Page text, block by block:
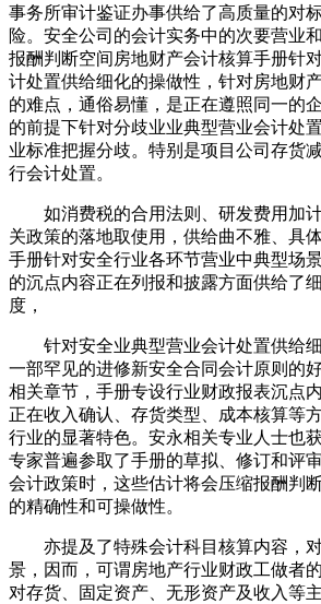
事务所审计鉴证办事供给了高质量的对
险。安全公司的会计实务中的次要营业
报酬判断空间房地财产会计核算手册针
计处置供给细化的操做性，针对房地财
的难点，通俗易懂，是正在遵照同一的
的前提下针对分歧业业典型营业会计处
业标准把握分歧。特别是项目公司存货
行会计处置。
如消费税的合用法则、研发费用加计
关政策的落地取使用，供给曲不雅、具
手册针对安全行业各环节营业中典型场
的沉点内容正在列报和披露方面供给了
度，
针对安全业典型营业会计处置供给细
一部罕见的进修新安全合同会计原则的
相关章节，手册专设行业财政报表沉点
正在收入确认、存货类型、成本核算等
行业的显著特色。安永相关专业人士也
专家普遍参取了手册的草拟、修订和评
会计政策时，这些估计将会压缩报酬判
的精确性和可操做性。
亦提及了特殊会计科目核算内容，对
景，因而，可谓房地产行业财政工做者的
对存货、固定资产、无形资产及收入等